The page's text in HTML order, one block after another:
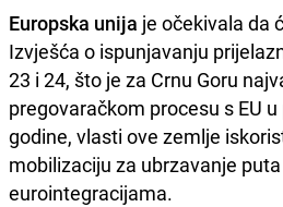
Europska unija je očekivala da
Izvješća o ispunjavanju
23 i 24, što je za Crnu Goru
pregovaračkom procesu s EU
godine, vlasti ove zemlje
mobilizaciju za ubrzavanje
eurointegracijama.